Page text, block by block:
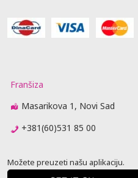
Franšiza
Masarikova 1, Novi Sad
+381(60)531 85 00
Možete preuzeti našu aplikaciju.